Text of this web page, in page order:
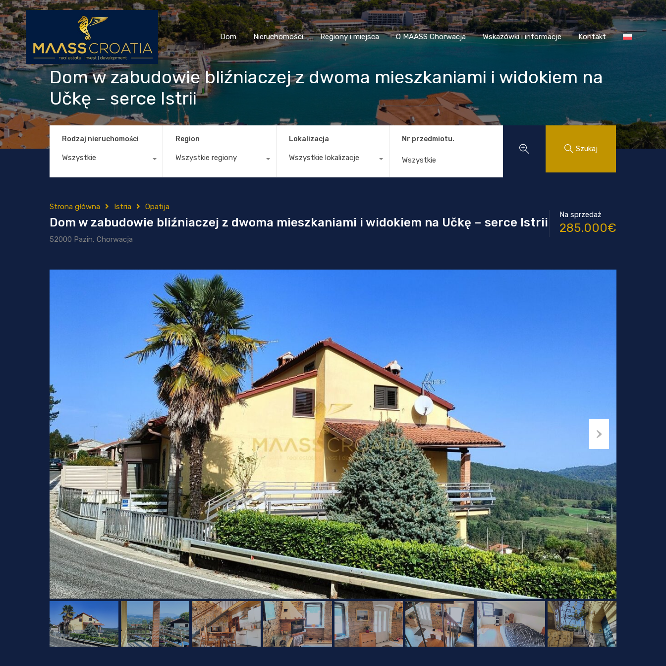
Dom Nieruchomości Regiony i miejsca O MAASS Chorwacja Wskazówki i informacje Kontakt
Dom Nieruchomości Regiony i miejsca O MAASS Chorwacja Wskazówki i informacje Kontakt
Dom w zabudowie bliźniaczej z dwoma mieszkaniami i widokiem na
Učkę – serce Istrii
Rodzaj nieruchomości
Wszystkie
Region
Wszystkie regiony
Lokalizacja
Wszystkie lokalizacje
Nr przedmiotu.
Szukaj
Strona główna Istria Opatija
Dom w zabudowie bliźniaczej z dwoma mieszkaniami i widokiem na Učkę – serce Istrii
52000 Pazin, Chorwacja
Na sprzedaż
285.000€